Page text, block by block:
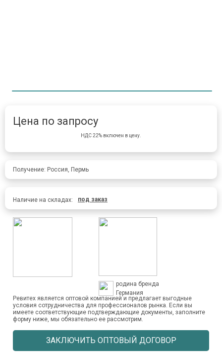
Цена по запросу
НДС 22% включен в цену.
Получение: Россия, Пермь
Наличие на складах: под заказ
родина бренда
Германия
Ревитех является оптовой компанией и предлагает выгодные
условия сотрудничества для профессионалов рынка. Если вы
имеете соответствующие подтверждающие документы, заполните
форму ниже, мы обязательно ее рассмотрим.
ЗАКЛЮЧИТЬ ОПТОВЫЙ ДОГОВОР